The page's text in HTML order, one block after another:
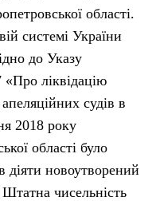
області.
системі України
до Указу
ліквідацію
судів в
2018 року
області було
діяти новоутворений
чисельність